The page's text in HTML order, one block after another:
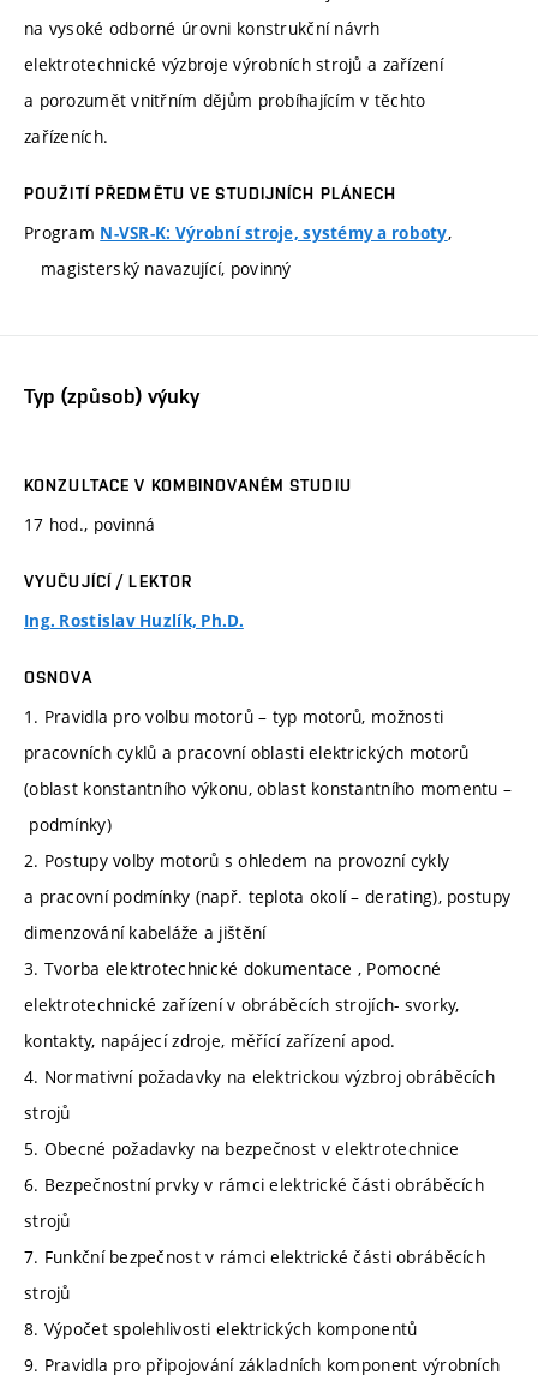
na vysoké odborné úrovni konstrukční návrh
elektrotechnické výzbroje výrobních strojů a zařízení
a porozumět vnitřním dějům probíhajícím v těchto
zařízeních.
POUŽITÍ PŘEDMĚTU VE STUDIJNÍCH PLÁNECH
Program N-VSR-K: Výrobní stroje, systémy a roboty,
magisterský navazující, povinný
Typ (způsob) výuky
KONZULTACE V KOMBINOVANÉM STUDIU
17 hod., povinná
VYUČUJÍCÍ / LEKTOR
Ing. Rostislav Huzlík, Ph.D.
OSNOVA
1. Pravidla pro volbu motorů – typ motorů, možnosti
pracovních cyklů a pracovní oblasti elektrických motorů
(oblast konstantního výkonu, oblast konstantního momentu –
podmínky)
2. Postupy volby motorů s ohledem na provozní cykly
a pracovní podmínky (např. teplota okolí – derating), postupy
dimenzování kabeláže a jištění
3. Tvorba elektrotechnické dokumentace , Pomocné
elektrotechnické zařízení v obráběcích strojích- svorky,
kontakty, napájecí zdroje, měřící zařízení apod.
4. Normativní požadavky na elektrickou výzbroj obráběcích
strojů
5. Obecné požadavky na bezpečnost v elektrotechnice
6. Bezpečnostní prvky v rámci elektrické části obráběcích
strojů
7. Funkční bezpečnost v rámci elektrické části obráběcích
strojů
8. Výpočet spolehlivosti elektrických komponentů
9. Pravidla pro připojování základních komponent výrobních